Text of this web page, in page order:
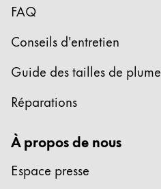
FAQ
Conseils d'entretien
Guide des tailles de plume
Réparations
À propos de nous
Espace presse